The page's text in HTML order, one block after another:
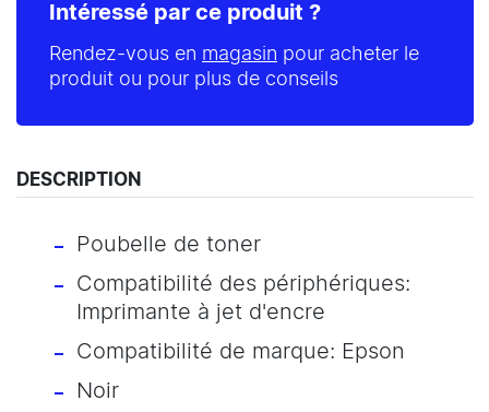
Intéressé par ce produit ?
Rendez-vous en magasin pour acheter le
produit ou pour plus de conseils
DESCRIPTION
Poubelle de toner
Compatibilité des périphériques:
Imprimante à jet d'encre
Compatibilité de marque: Epson
Noir